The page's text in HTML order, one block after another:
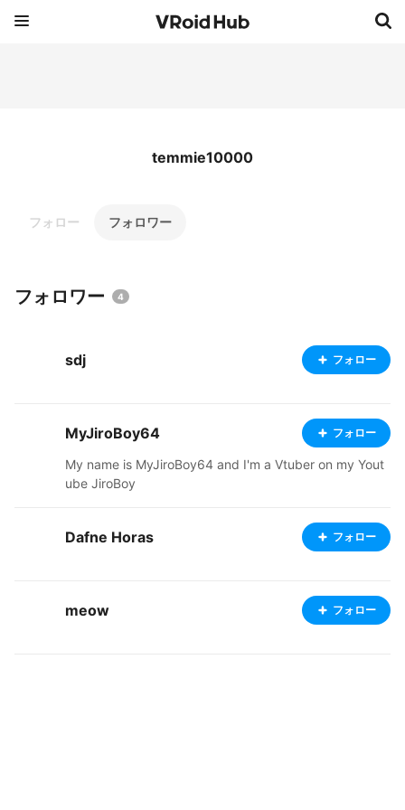
temmie10000
フォロー フォロワー
フォロワー 4
sdj フォロー
MyJiroBoy64 フォロー
My name is MyJiroBoy64 and I'm a Vtuber on my Yout
ube JiroBoy
Dafne Horas フォロー
meow フォロー